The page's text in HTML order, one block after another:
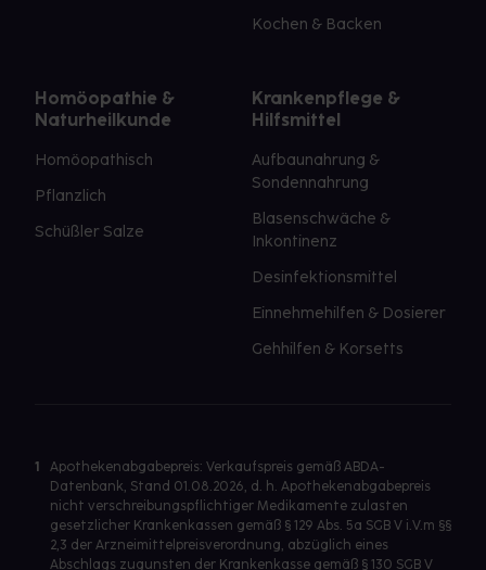
Kochen & Backen
Homöopathie &
Naturheilkunde
Homöopathisch
Pflanzlich
Schüßler Salze
Krankenpflege &
Hilfsmittel
Aufbaunahrung &
Sondennahrung
Blasenschwäche &
Inkontinenz
Desinfektionsmittel
Einnehmehilfen & Dosierer
Gehhilfen & Korsetts
1
Apothekenabgabepreis: Verkaufspreis gemäß ABDA-
Datenbank, Stand 01.08.2026, d. h. Apothekenabgabepreis
nicht verschreibungspflichtiger Medikamente zulasten
gesetzlicher Krankenkassen gemäß § 129 Abs. 5a SGB V i.V.m §§
2,3 der Arzneimittelpreisverordnung, abzüglich eines
Abschlags zugunsten der Krankenkasse gemäß § 130 SGB V